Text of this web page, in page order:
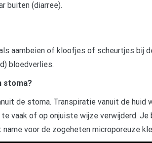
buiten (diarree).
aambeien of kloofjes of scheurtjes bij
bloedverlies.
stoma?
de stoma. Transpiratie vanuit de huid
vaak of op onjuiste wijze verwijderd. Je
voor de zogeheten microporeuze